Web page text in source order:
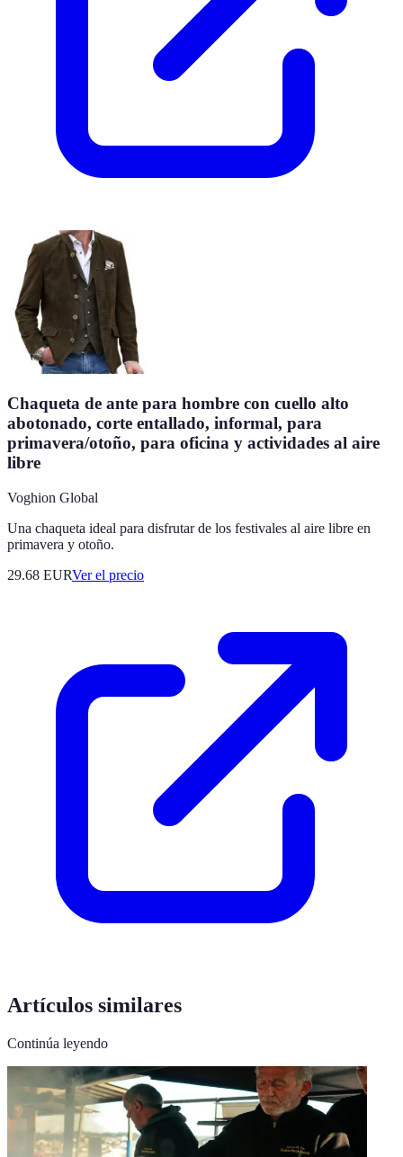
Chaqueta de ante para hombre con cuello alto
abotonado, corte entallado, informal, para
primavera/otoño, para oficina y actividades al aire
libre
Voghion Global
Una chaqueta ideal para disfrutar de los festivales al aire libre en
primavera y otoño.
29.68 EURVer el precio
Artículos similares
Continúa leyendo